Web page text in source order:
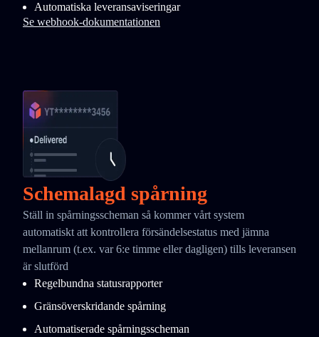
Automatiska leveransaviseringar
Se webhook-dokumentationen
Schemalagd spårning
Ställ in spårningsscheman så kommer vårt system
automatiskt att kontrollera försändelsestatus med jämna
mellanrum (t.ex. var 6:e timme eller dagligen) tills leveransen
är slutförd
Regelbundna statusrapporter
Gränsöverskridande spårning
Automatiserade spårningsscheman